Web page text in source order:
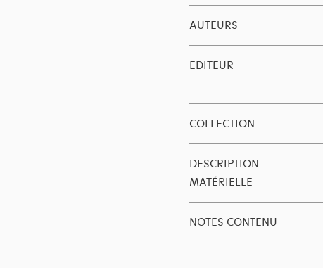
AUTEURS
EDITEUR
COLLECTION
DESCRIPTION
MATÉRIELLE
NOTES CONTENU